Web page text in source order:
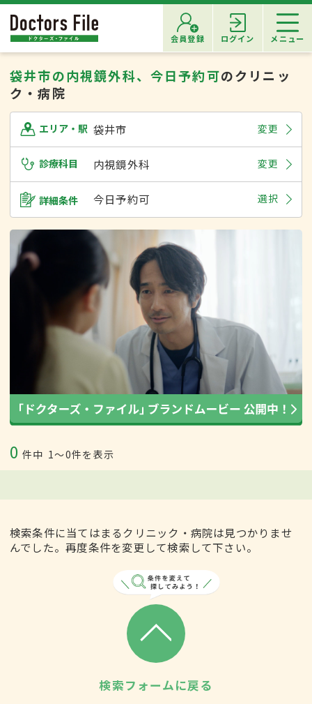
会員登録 ログイン メニュー
袋井市の内視鏡外科、今日予約可のクリニッ
ク・病院
エリア・駅 袋井市 変更
診療科目 内視鏡外科 変更
詳細条件 今日予約可 選択
0 件中 1〜0件を表示
検索条件に当てはまるクリニック・病院は見つかりませ
んでした。再度条件を変更して検索して下さい。
検索フォームに戻る